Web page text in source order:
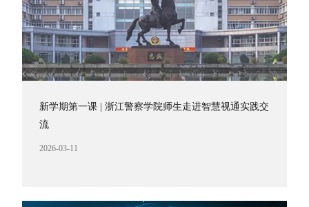
新学期第一课 | 浙江警察学院师生走进智慧视通实践交
流
2026-03-11